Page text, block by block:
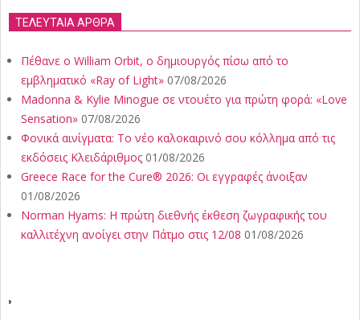
ΤΕΛΕΥΤΑΙΑ ΑΡΘΡΑ
Πέθανε ο William Orbit, ο δημιουργός πίσω από το
εμβληματικό «Ray of Light» 07/08/2026
Madonna & Kylie Minogue σε ντουέτο για πρώτη φορά: «Love
Sensation» 07/08/2026
Φονικά αινίγματα: Το νέο καλοκαιρινό σου κόλλημα από τις
εκδόσεις Κλειδάριθμος 01/08/2026
Greece Race for the Cure® 2026: Οι εγγραφές άνοιξαν
01/08/2026
Norman Hyams: Η πρώτη διεθνής έκθεση ζωγραφικής του
καλλιτέχνη ανοίγει στην Πάτμο στις 12/08 01/08/2026